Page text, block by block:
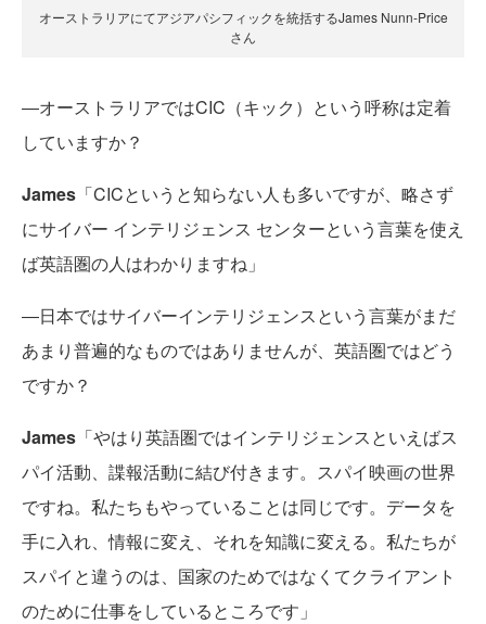
オーストラリアにてアジアパシフィックを統括するJames Nunn-Price
さん
―オーストラリアではCIC（キック）という呼称は定着
していますか？
James 「CICというと知らない人も多いですが、略さず
にサイバー インテリジェンス センターという言葉を使え
ば英語圏の人はわかりますね」
―日本ではサイバーインテリジェンスという言葉がまだ
あまり普遍的なものではありませんが、英語圏ではどう
ですか？
James 「やはり英語圏ではインテリジェンスといえばス
パイ活動、諜報活動に結び付きます。スパイ映画の世界
ですね。私たちもやっていることは同じです。データを
手に入れ、情報に変え、それを知識に変える。私たちが
スパイと違うのは、国家のためではなくてクライアント
のために仕事をしているところです」